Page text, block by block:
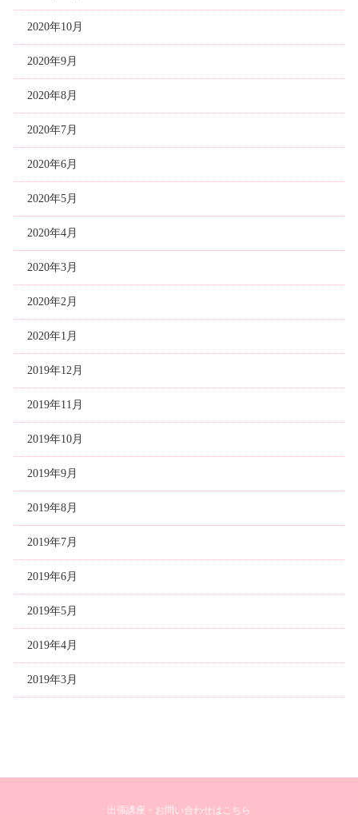
2020年10月
2020年9月
2020年8月
2020年7月
2020年6月
2020年5月
2020年4月
2020年3月
2020年2月
2020年1月
2019年12月
2019年11月
2019年10月
2019年9月
2019年8月
2019年7月
2019年6月
2019年5月
2019年4月
2019年3月
出張講座・お問い合わせはこちら